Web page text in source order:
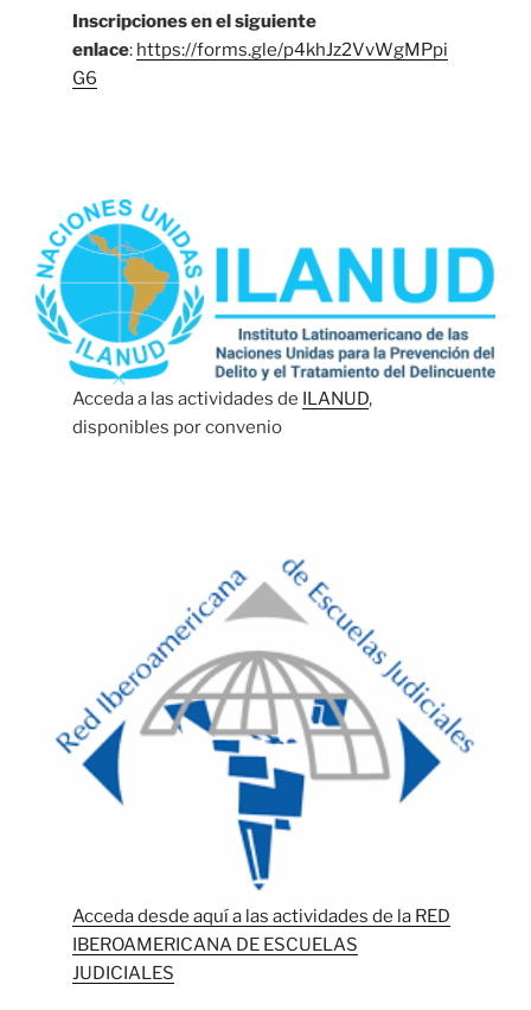
Inscripciones en el siguiente
enlace: https://forms.gle/p4khJz2VvWgMPpi
G6
Acceda a las actividades de ILANUD,
disponibles por convenio
Acceda desde aquí a las actividades de la RED
IBEROAMERICANA DE ESCUELAS
JUDICIALES